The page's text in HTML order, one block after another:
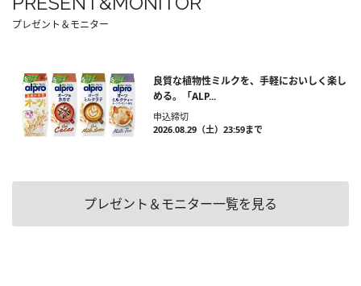
プレゼント＆モニター
良質な植物性ミルクを、手軽においしく楽し
める。「ALP...
申込締切
2026.08.29（土）23:59まで
プレゼント＆モニター一覧を見る